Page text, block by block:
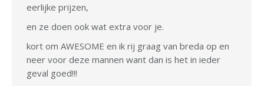
eerlijke prijzen,
en ze doen ook wat extra voor je.
kort om AWESOME en ik rij graag van breda op en
neer voor deze mannen want dan is het in ieder
geval goed!!!